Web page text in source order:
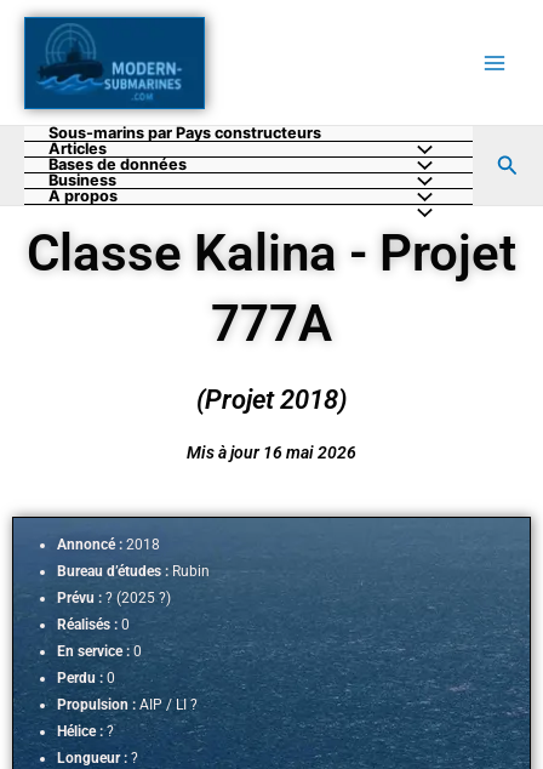
Aller
contenu
Sous-marins par Pays constructeurs
Articles
Bases de données
Business
A propos
Classe Kalina - Projet
777A
(Projet 2018)
Mis à jour 16 mai 2026
Annoncé : 2018
Bureau d’études : Rubin
Prévu : ? (2025 ?)
Réalisés : 0
En service : 0
Perdu :0
Propulsion : AIP / LI ?
Hélice :?
Longueur : ?